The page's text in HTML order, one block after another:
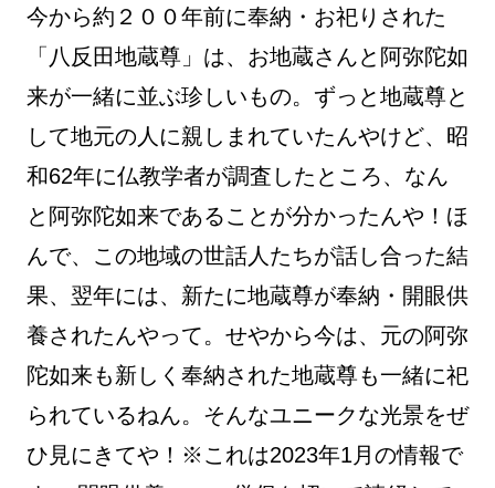
今から約２００年前に奉納・お祀りされた
「八反田地蔵尊」は、お地蔵さんと阿弥陀如
来が一緒に並ぶ珍しいもの。ずっと地蔵尊と
して地元の人に親しまれていたんやけど、昭
和62年に仏教学者が調査したところ、なん
と阿弥陀如来であることが分かったんや！ほ
んで、この地域の世話人たちが話し合った結
果、翌年には、新たに地蔵尊が奉納・開眼供
養されたんやって。せやから今は、元の阿弥
陀如来も新しく奉納された地蔵尊も一緒に祀
られているねん。そんなユニークな光景をぜ
ひ見にきてや！※これは2023年1月の情報で